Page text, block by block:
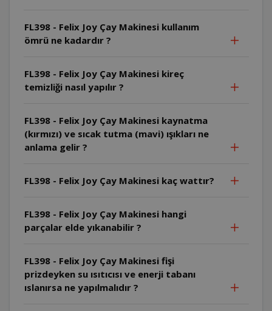
FL398 - Felix Joy Çay Makinesi kullanım
ömrü ne kadardır ?
FL398 - Felix Joy Çay Makinesi kireç
temizliği nasıl yapılır ?
FL398 - Felix Joy Çay Makinesi kaynatma
(kırmızı) ve sıcak tutma (mavi) ışıkları ne
anlama gelir ?
FL398 - Felix Joy Çay Makinesi kaç wattır?
FL398 - Felix Joy Çay Makinesi hangi
parçalar elde yıkanabilir ?
FL398 - Felix Joy Çay Makinesi fişi
prizdeyken su ısıtıcısı ve enerji tabanı
ıslanırsa ne yapılmalıdır ?